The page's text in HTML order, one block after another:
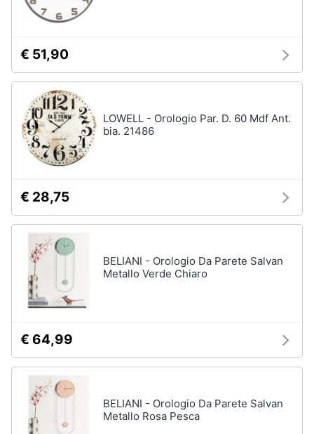
Complementi
decorazioni
Sveglia
Orologi
Carta
da
parati
Tende
tutti
Tessili
Tende
Materasso
€ 51,90
LOWELL - Orologio Par. D. 60 Mdf Ant.
bia. 21486
€ 28,75
BELIANI - Orologio Da Parete Salvan
Metallo Verde Chiaro
€ 64,99
BELIANI - Orologio Da Parete Salvan
Metallo Rosa Pesca